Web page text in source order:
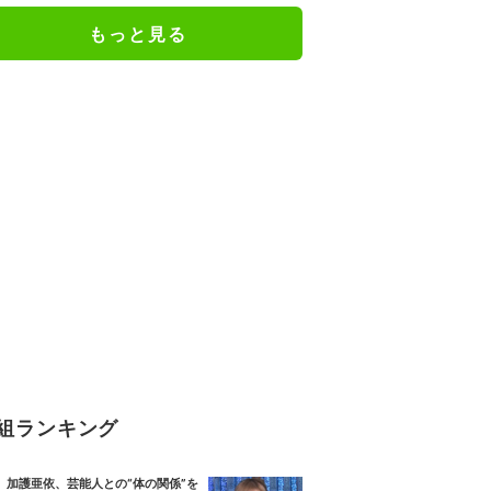
もっと見る
ランキング
加護亜依、芸能人との“体の関係”を